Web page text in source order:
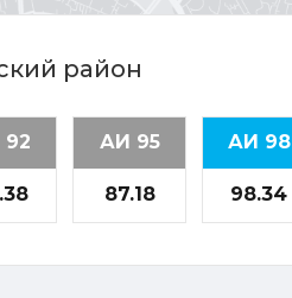
район
АИ 95
87.18
АИ 98
98.34